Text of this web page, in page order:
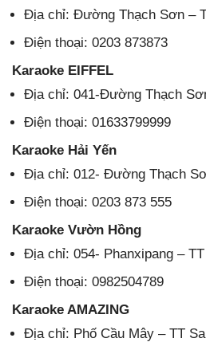
Địa chỉ: Đường Thạch Sơn –
Điện thoại: 0203 873873
Karaoke EIFFEL
Địa chỉ: 041-Đường Thạch
Điện thoại: 01633799999
Karaoke Hải Yến
Địa chỉ: 012- Đường Thạch
Điện thoại: 0203 873 555
Karaoke Vườn Hồng
Địa chỉ: 054- Phanxipang –
Điện thoại: 0982504789
Karaoke AMAZING
Địa chỉ: Phố Cầu Mây – TT